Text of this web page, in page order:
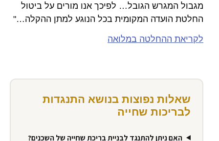
מגבול המגרש הגובל… לפיכך אנו מורים על ביטול
החלטת הועדה המקומית בכל הנוגע למתן ההקלה…"
לקריאת ההחלטה במלואה
שאלות נפוצות בנושא התנגדות
לבריכות שחייה
האם ניתן להתנגד לבניית בריכת שחייה של השכנים?